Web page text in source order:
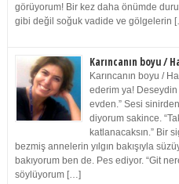
görüyorum! Bir kez daha önümde
gibi değil soğuk vadide ve gölgelerin
Karıncanın boyu /
Karıncanın boyu /
ederim ya! Deseydin
evden.” Sesi
diyorum sakince.
katlanacaksın.” Bir
bezmiş annelerin yılgın bakışıyla
bakıyorum ben de. Pes ediyor. “Git
söylüyorum […]